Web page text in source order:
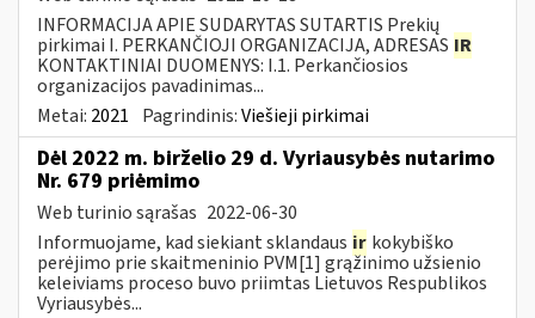
INFORMACIJA APIE SUDARYTAS SUTARTIS Prekių
pirkimai I. PERKANČIOJI ORGANIZACIJA, ADRESAS IR
KONTAKTINIAI DUOMENYS: I.1. Perkančiosios
organizacijos pavadinimas...
Metai: 2021 Pagrindinis:Viešieji pirkimai
Dėl 2022 m. birželio 29 d. Vyriausybės nutarimo
Nr. 679 priėmimo
Web turinio sąrašas 2022-06-30
Informuojame, kad siekiant sklandaus ir kokybiško
perėjimo prie skaitmeninio PVM[1] grąžinimo užsienio
keleiviams proceso buvo priimtas Lietuvos Respublikos
Vyriausybės...